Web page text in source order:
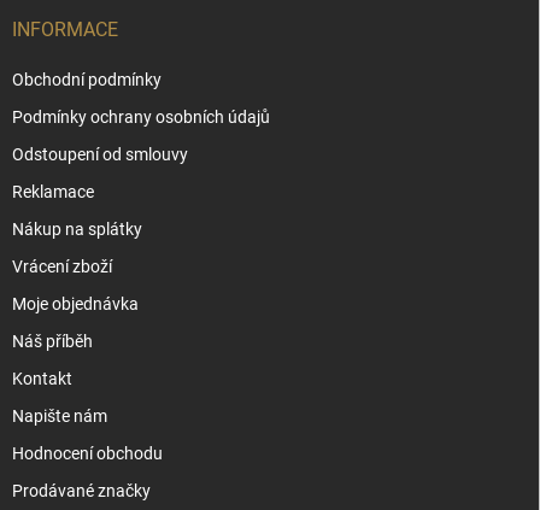
INFORMACE
Obchodní podmínky
Podmínky ochrany osobních údajů
Odstoupení od smlouvy
Reklamace
Nákup na splátky
Vrácení zboží
Moje objednávka
Náš příběh
Kontakt
Napište nám
Hodnocení obchodu
Prodávané značky